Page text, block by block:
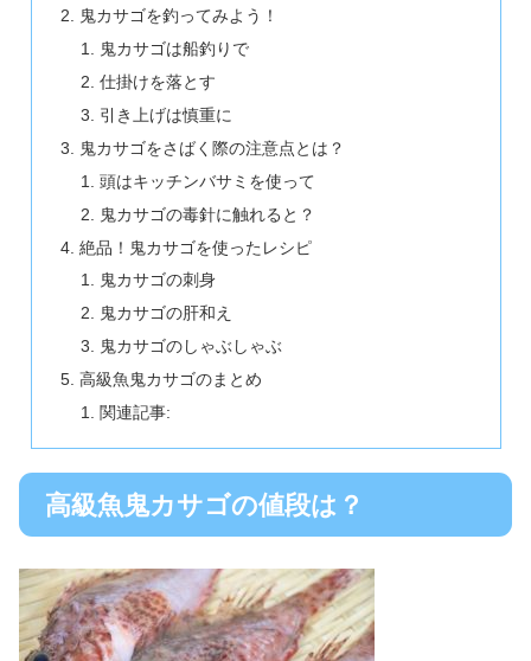
鬼カサゴを釣ってみよう！
鬼カサゴは船釣りで
仕掛けを落とす
引き上げは慎重に
鬼カサゴをさばく際の注意点とは？
頭はキッチンバサミを使って
鬼カサゴの毒針に触れると？
絶品！鬼カサゴを使ったレシピ
鬼カサゴの刺身
鬼カサゴの肝和え
鬼カサゴのしゃぶしゃぶ
高級魚鬼カサゴのまとめ
関連記事:
高級魚鬼カサゴの値段は？